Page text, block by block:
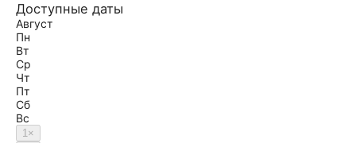
Доступные даты
Август
Пн
Вт
Ср
Чт
Пт
Сб
Вс
1×